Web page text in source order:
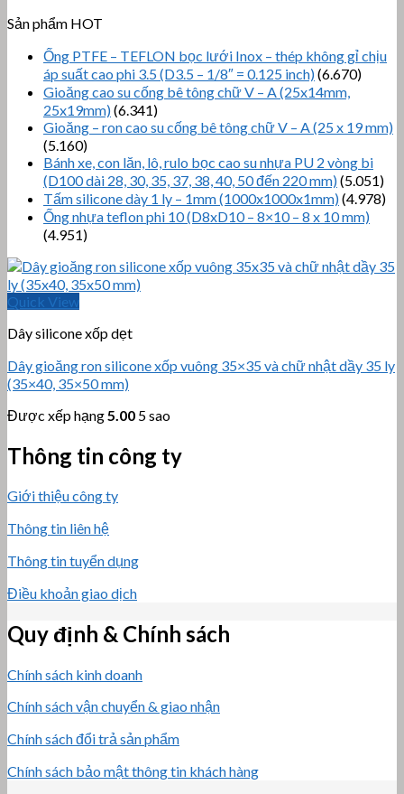
Sản phẩm HOT
Ống PTFE – TEFLON bọc lưới Inox – thép không gỉ chịu
áp suất cao phi 3.5 (D3.5 – 1/8″ = 0.125 inch)(6.670)
Gioăng cao su cống bê tông chữ V – A (25x14mm,
25x19mm)(6.341)
Gioăng – ron cao su cống bê tông chữ V – A (25 x 19 mm)
(5.160)
Bánh xe, con lăn, lô, rulo bọc cao su nhựa PU 2 vòng bi
(D100 dài 28, 30, 35, 37, 38, 40, 50 đến 220 mm)(5.051)
Tấm silicone dày 1 ly – 1mm (1000x1000x1mm)(4.978)
Ống nhựa teflon phi 10 (D8xD10 – 8×10 – 8 x 10 mm)
(4.951)
Quick View
Dây silicone xốp dẹt
Dây gioăng ron silicone xốp vuông 35×35 và chữ nhật dầy 35 ly
(35×40, 35×50 mm)
Được xếp hạng5.00 5 sao
Thông tin công ty
Giới thiệu công ty
Thông tin liên hệ
Thông tin tuyển dụng
Điều khoản giao dịch
Quy định & Chính sách
Chính sách kinh doanh
Chính sách vận chuyển & giao nhận
Chính sách đổi trả sản phẩm
Chính sách bảo mật thông tin khách hàng